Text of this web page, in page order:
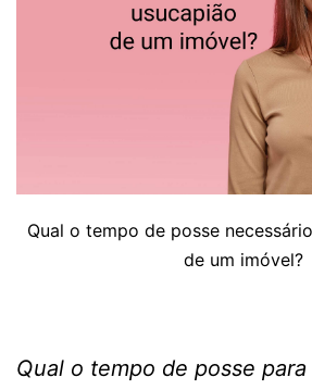
Qual o tempo de posse
de um imóvel?
Qual o tempo de posse